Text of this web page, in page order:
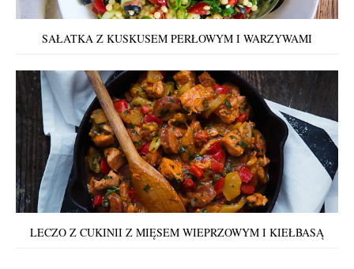
SAŁATKA Z KUSKUSEM PERŁOWYM I WARZYWAMI
LECZO Z CUKINII Z MIĘSEM WIEPRZOWYM I KIEŁBASĄ